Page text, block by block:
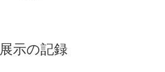
展示の記録